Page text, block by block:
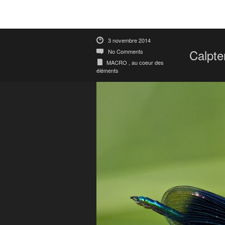
3 novembre 2014
No Comments
MACRO , au coeur des
éléments